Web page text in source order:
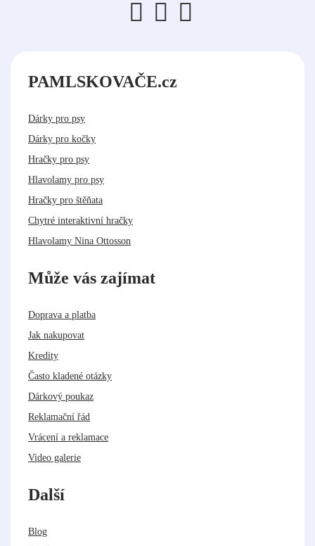
PAMLSKOVAČE.cz
Dárky pro psy
Dárky pro kočky
Hračky pro psy
Hlavolamy pro psy
Hračky pro štěňata
Chytré interaktivní hračky
Hlavolamy Nina Ottosson
Může vás zajímat
Doprava a platba
Jak nakupovat
Kredity
Často kladené otázky
Dárkový poukaz
Reklamační řád
Vrácení a reklamace
Video galerie
Další
Blog